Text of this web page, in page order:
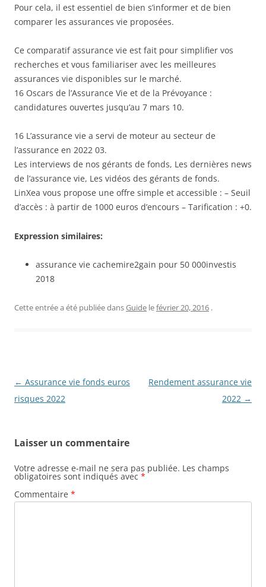
Pour cela, il est essentiel de bien s’informer et de bien
comparer les assurances vie proposées.
Ce comparatif assurance vie est fait pour simplifier vos
recherches et vous familiariser avec les meilleures
assurances vie disponibles sur le marché.
16 Oscars de l’Assurance Vie et de la Prévoyance :
candidatures ouvertes jusqu’au 7 mars 10.
16 L’assurance vie a servi de moteur au secteur de
l’assurance en 2022 03.
Les interviews de nos gérants de fonds, Les dernières news
de l’assurance vie, Les vidéos des gérants de fonds.
LinXea vous propose une offre simple et accessible : – Seuil
d’accès : à partir de 1000 euros d’encours – Tarification : +0.
Expression similaires:
assurance vie cachemire2gain pour 50 000investis
2018
Cette entrée a été publiée dansGuide lefévrier 20, 2016 .
Navigation
des
← Assurance vie fonds euros
risques 2022
Rendement assurance vie
2022 →
Laisser un commentaire
Votre adresse e-mail ne sera pas publiée. Les champs
obligatoires sont indiqués avec *
Commentaire *